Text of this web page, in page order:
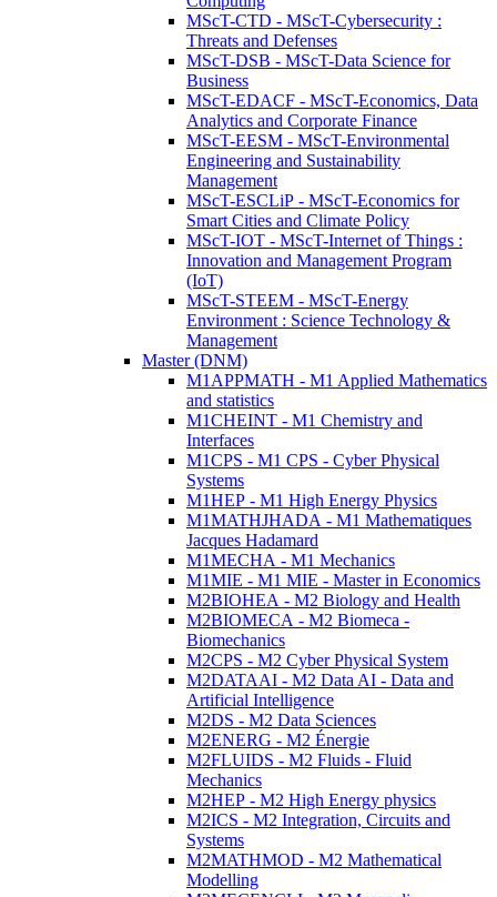
MScT-CTD - MScT-Cybersecurity :
Threats and Defenses
MScT-DSB - MScT-Data Science for
Business
MScT-EDACF - MScT-Economics, Data
Analytics and Corporate Finance
MScT-EESM - MScT-Environmental
Engineering and Sustainability
Management
MScT-ESCLiP - MScT-Economics for
Smart Cities and Climate Policy
MScT-IOT - MScT-Internet of Things :
Innovation and Management Program
(IoT)
MScT-STEEM - MScT-Energy
Environment : Science Technology &
Management
Master (DNM)
M1APPMATH - M1 Applied Mathematics
and statistics
M1CHEINT - M1 Chemistry and
Interfaces
M1CPS - M1 CPS - Cyber Physical
Systems
M1HEP - M1 High Energy Physics
M1MATHJHADA - M1 Mathematiques
Jacques Hadamard
M1MECHA - M1 Mechanics
M1MIE - M1 MIE - Master in Economics
M2BIOHEA - M2 Biology and Health
M2BIOMECA - M2 Biomeca -
Biomechanics
M2CPS - M2 Cyber Physical System
M2DATAAI - M2 Data AI - Data and
Artificial Intelligence
M2DS - M2 Data Sciences
M2ENERG - M2 Énergie
M2FLUIDS - M2 Fluids - Fluid
Mechanics
M2HEP - M2 High Energy physics
M2ICS - M2 Integration, Circuits and
Systems
M2MATHMOD - M2 Mathematical
Modelling